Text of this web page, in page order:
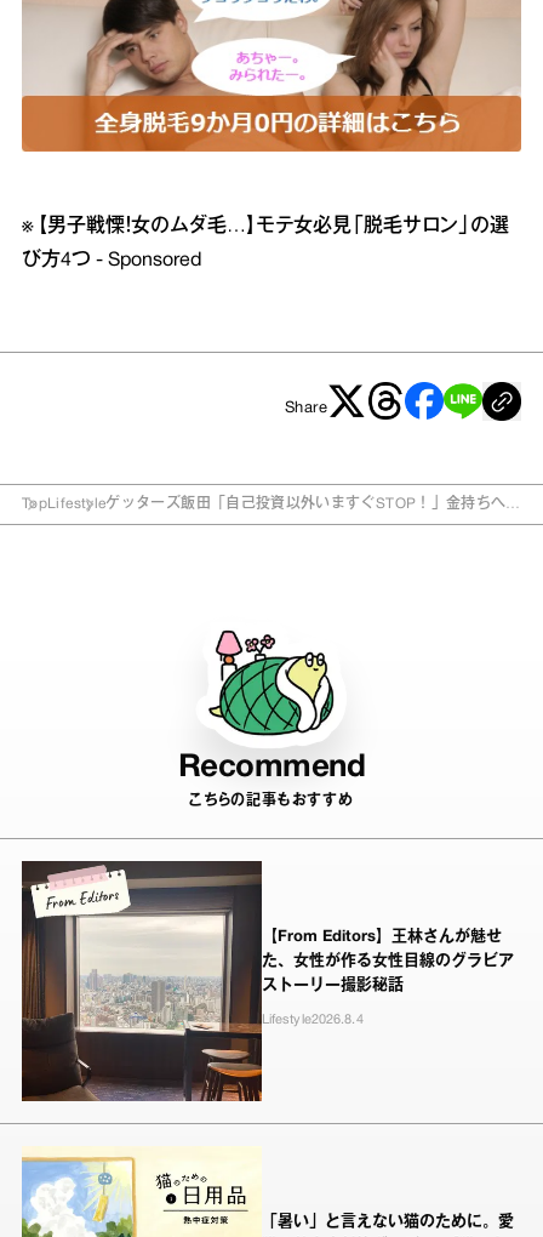
※ 【男子戦慄！女のムダ毛…】モテ女必見「脱毛サロン」の選
び方4つ - Sponsored
Share
Top Lifestyleゲッターズ飯田「自己投資以外いますぐSTOP！」金持ちへの
Recommend
こちらの記事もおすすめ
【From Editors】王林さんが魅せ
た、女性が作る女性目線のグラビア
ストーリー撮影秘話
Lifestyle2026.8.4
「暑い」と言えない猫のために。愛